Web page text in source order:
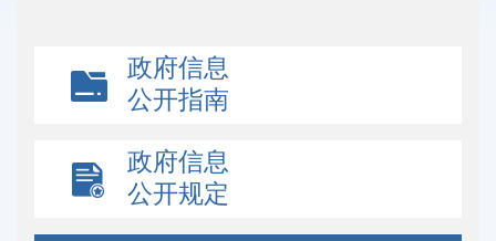
政府信息
公开指南
政府信息
公开规定